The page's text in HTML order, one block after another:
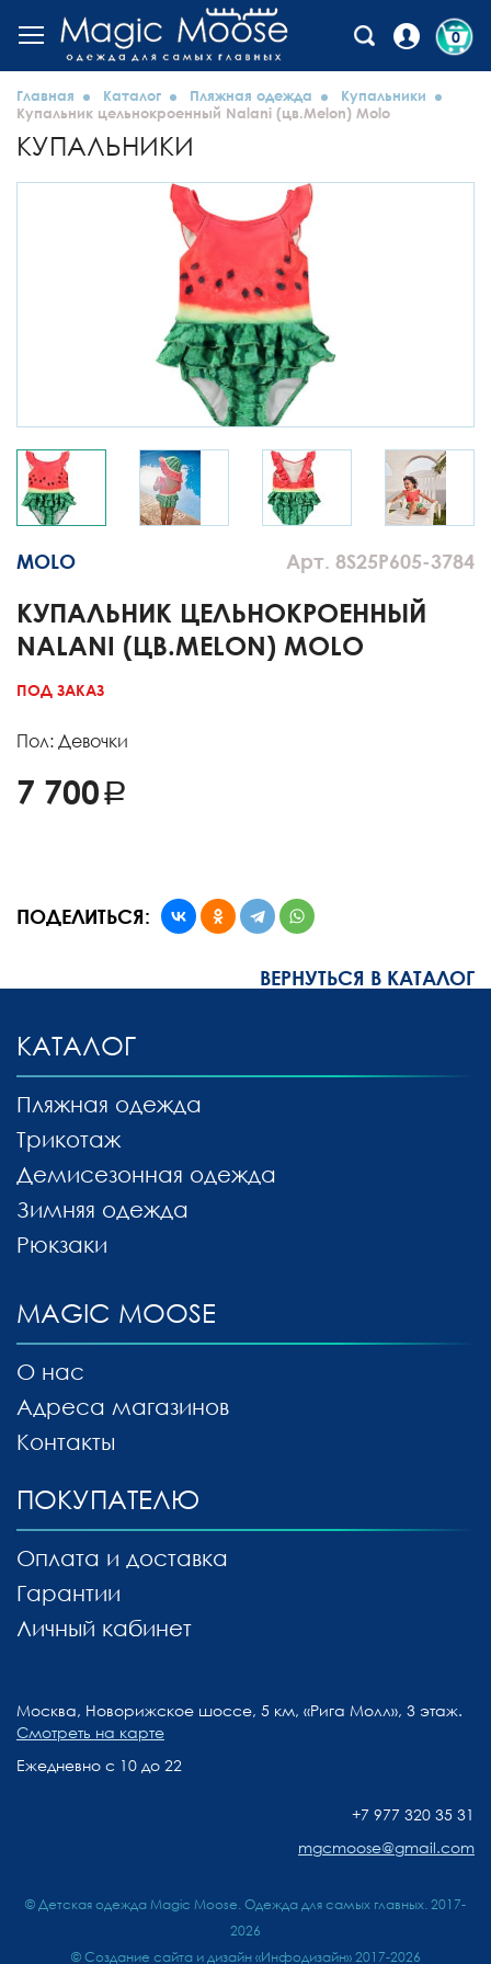
0
Главная Каталог Пляжная одежда
Купальники
Купальник цельнокроенный Nalani (цв.Melon) Molo
КУПАЛЬНИКИ
Арт. 8S25P605-3784
MOLO
КУПАЛЬНИК ЦЕЛЬНОКРОЕННЫЙ
NALANI (ЦВ.MELON) MOLO
ПОД ЗАКАЗ
Пол: Девочки
7 700
ПОДЕЛИТЬСЯ:
ВЕРНУТЬСЯ В КАТАЛОГ
MAGIC MOOSE
О нас
Адреса магазинов
Контакты
КАТАЛОГ
Пляжная одежда
Трикотаж
Демисезонная одежда
Зимняя одежда
Рюкзаки
ПОКУПАТЕЛЮ
Оплата и доставка
Гарантии
Личный кабинет
Москва, Новорижское шоссе, 5 км, «Рига Молл», 3 этаж.
Смотреть на карте
Ежедневно с 10 до 22
+7 977 320 35 31
mgcmoose@gmail.com
© Детская одежда Magic Moose. Одежда для самых главных. 2017-
2026
© Создание сайта и дизайн «Инфодизайн»2017-2026